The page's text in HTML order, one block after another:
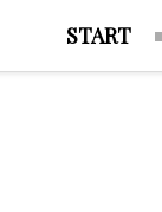
START